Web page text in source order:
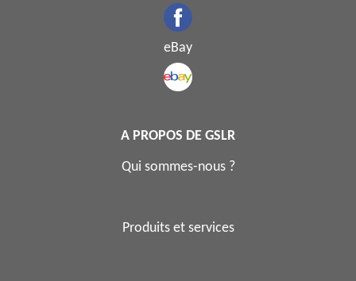
eBay
A PROPOS DE GSLR
Qui sommes-nous ?
Produits et services